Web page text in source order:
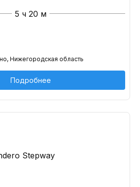
5 ч 20 м
Нижегородская область
Подробнее
Stepway